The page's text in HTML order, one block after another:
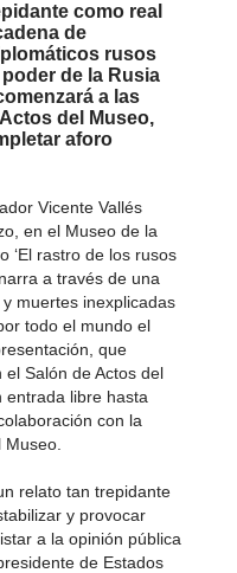
como real
de
rusos
de la Rusia
a las
del Museo,
aforo
Vicente Vallés
en el Museo de la
‘El rastro de los rusos
a través de una
muertes inexplicadas
todo el mundo el
que
Salón de Actos del
entrada libre hasta
con la
relato tan trepidante
y provocar
a la opinión pública
de Estados